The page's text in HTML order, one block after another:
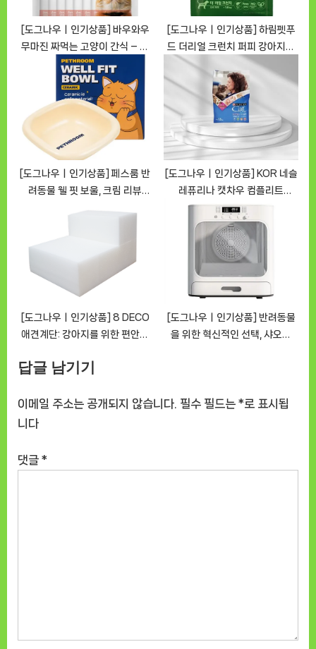
t
:
[도그나우ㅣ인기상품] 바우와우
무마진 짜먹는 고양이 간식 – 연
어를 품다 [DOGNOWㅣ추천상
품]
[도그나우ㅣ인기상품] 하림펫푸
드 더리얼 크런치 퍼피 강아지사
료 리뷰 [DOGNOWㅣ추천상품]
[도그나우ㅣ인기상품] 페스룸 반
려동물 웰 핏 보울, 크림 리뷰
[도그나우ㅣ인기상품] KOR 네슬
레퓨리나 캣차우 컴플리트
11.3kg 고양이 사료 [DOGNOW
ㅣ추천상품]
[도그나우ㅣ인기상품] 8 DECO
애견계단: 강아지를 위한 편안한
[도그나우ㅣ인기상품] 반려동물
을 위한 혁신적인 선택, 샤오미
답글 남기기
이메일 주소는 공개되지 않습니다. 필수 필드는 *로 표시됩
니다
댓글 *